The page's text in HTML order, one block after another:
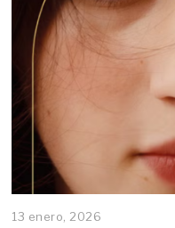
13 enero, 2026